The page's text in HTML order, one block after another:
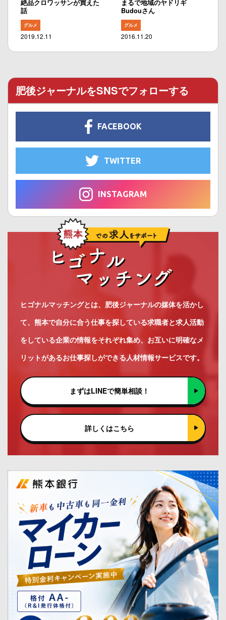
絶品クロワッサンが買えた
話
グルメ
2019.12.11
まるで地域のヤドリギ
Budouさん
グルメ
2016.11.20
肥後ジャーナルをSNSでフォローする
FACEBOOK
TWITTER
INSTAGRAM
ヒゴナルマッチングとは、肥後ジャーナルの媒体を活かし
て、熊本で自分に合う仕事を探している求職者と求人活動
をしている企業の情報をそれぞれ集め、お互いに明確なメ
リットがあるお仕事探しができる人材情報サービスです。
まずはLINEで簡単相談！
詳しくはこちら